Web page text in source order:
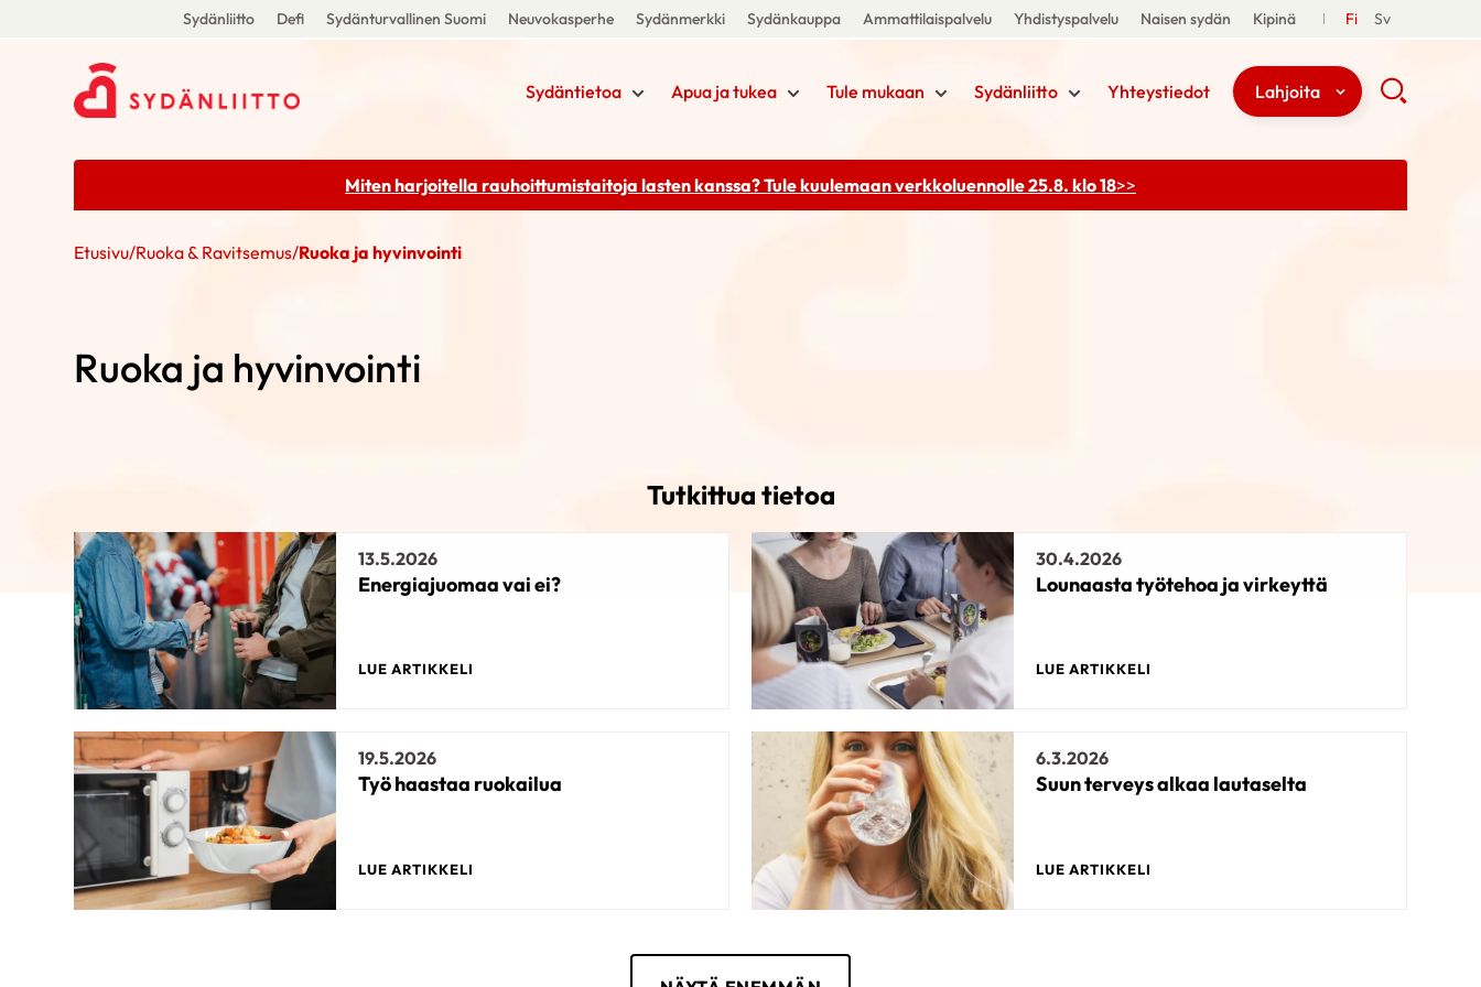
Sydänliitto Defi Sydänturvallinen Suomi Neuvokasperhe Sydänmerkki Sydänkauppa Ammattilaispalvelu Yhdistyspalvelu Naisen sydän Kipinä Fi Sv
Sydäntietoa Apua ja tukea Tule mukaan Sydänliitto Yhteystiedot Lahjoita
Miten harjoitella rauhoittumistaitoja lasten kanssa? Tule kuulemaanverkkoluennolle 25.8. klo 18>>
Etusivu/Ruoka & Ravitsemus/Ruoka ja hyvinvointi
Ruoka ja hyvinvointi
Tutkittua tietoa
13.5.2026
Energiajuomaa vai ei?
LUE ARTIKKELI
30.4.2026
Lounaasta työtehoa ja virkeyttä
LUE ARTIKKELI
19.5.2026
Työ haastaa ruokailua
LUE ARTIKKELI
6.3.2026
Suun terveys alkaa lautaselta
LUE ARTIKKELI